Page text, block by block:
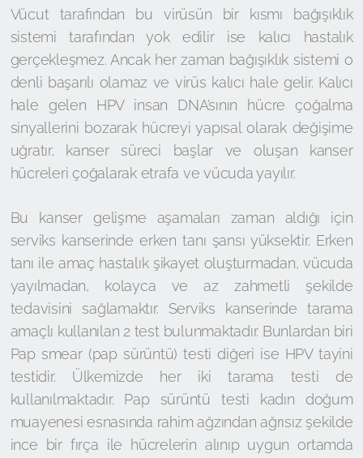
Vücut tarafından bu virüsün bir kısmı bağışıklık
sistemi tarafından yok edilir ise kalıcı hastalık
gerçekleşmez. Ancak her zaman bağışıklık sistemi o
denli başarılı olamaz ve virüs kalıcı hale gelir. Kalıcı
hale gelen HPV insan DNA’sının hücre çoğalma
sinyallerini bozarak hücreyi yapısal olarak değişime
uğratır, kanser süreci başlar ve oluşan kanser
hücreleri çoğalarak etrafa ve vücuda yayılır.
Bu kanser gelişme aşamaları zaman aldığı için
serviks kanserinde erken tanı şansı yüksektir. Erken
tanı ile amaç hastalık şikayet oluşturmadan, vücuda
yayılmadan, kolayca ve az zahmetli şekilde
tedavisini sağlamaktır. Serviks kanserinde tarama
amaçlı kullanılan 2 test bulunmaktadır. Bunlardan biri
Pap smear (pap sürüntü) testi diğeri ise HPV tayini
testidir. Ülkemizde her iki tarama testi de
kullanılmaktadır. Pap sürüntü testi kadın doğum
muayenesi esnasında rahim ağzından ağrısız şekilde
ince bir fırça ile hücrelerin alınıp uygun ortamda